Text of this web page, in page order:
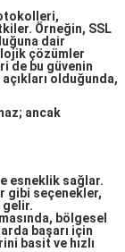
,
Örneğin, SSL
dair
çözümler
de bu güvenin
olduğunda,
ancak
esneklik sağlar.
gibi seçenekler,
gelir.
bölgesel
başarı için
basit ve hızlı